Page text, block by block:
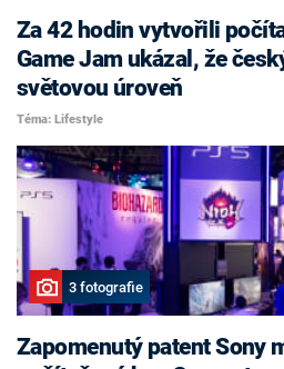
Za 42 hodin vytvořili
Game Jam ukázal, že
světovou úroveň
Téma: Lifestyle
3 fotografie
Zapomenutý patent Sony